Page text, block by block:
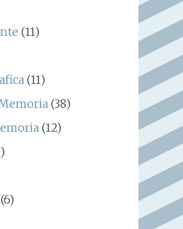
(11)
(11)
(38)
(12)